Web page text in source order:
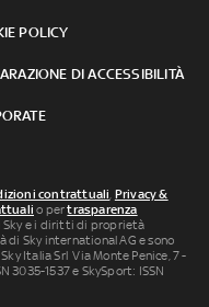
POLICY
DI ACCESSIBILITÀ
contrattuali, Privacy &
o pertrasparenza
Sky e i diritti di proprietà
Sky international AG e sono
Italia Srl Via Monte Penice, 7 -
3035-1537 e SkySport: ISSN